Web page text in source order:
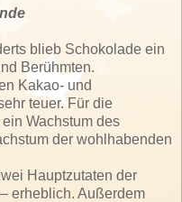
blieb Schokolade ein
Berühmten.
Kakao- und
teuer. Für die
Wachstum des
der wohlhabenden
Hauptzutaten der
erheblich. Außerdem